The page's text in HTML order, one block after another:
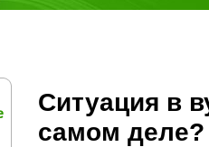
Ситуация в
самом деле?